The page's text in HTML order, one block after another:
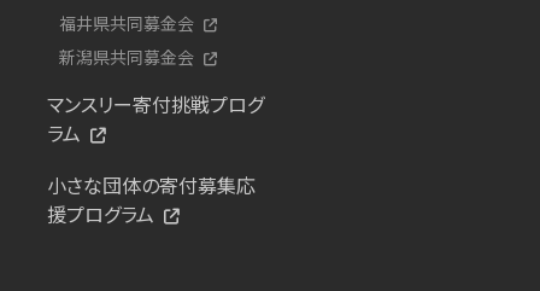
福井県共同募金会
新潟県共同募金会
マンスリー寄付挑戦プログ
ラム
小さな団体の寄付募集応
援プログラム